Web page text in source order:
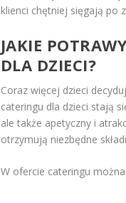
klienci chętniej sięgają po
JAKIE
DLA DZIECI?
Coraz więcej dzieci
cateringu dla dzieci stają
ale także apetyczny i
otrzymują niezbędne
W ofercie cateringu